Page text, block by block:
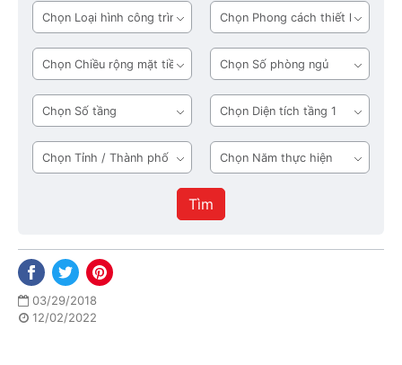
Loại
hình
công
trình
Phong
cách
thiết
kế
Chiều
rộng
mặt
tiền
Số
phòng
ngủ
Số
tầng
Diện
tích
tầng
1
Tỉnh
/
Năm
thực
hiện
Tìm
03/29/2018
12/02/2022